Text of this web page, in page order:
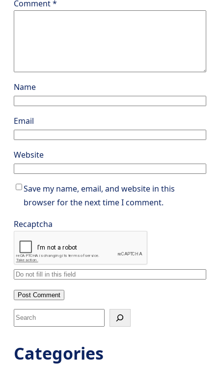
Comment*
Name
Email
Website
Save my name, email, and website in this
browser for the next time I comment.
Recaptcha
S
e
rCategories